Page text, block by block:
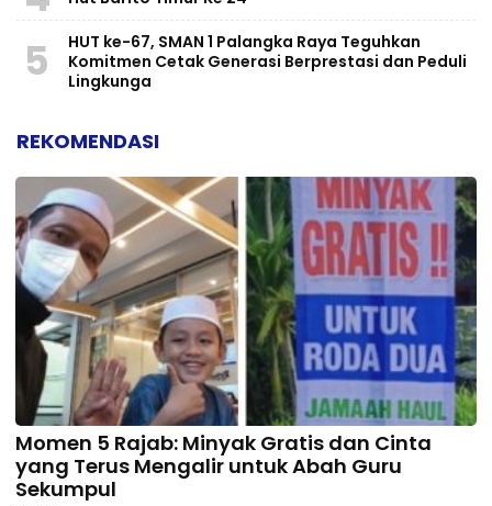
5
HUT ke-67, SMAN 1 Palangka Raya Teguhkan
Komitmen Cetak Generasi Berprestasi dan Peduli
Lingkunga
REKOMENDASI
Momen 5 Rajab: Minyak Gratis dan Cinta
yang Terus Mengalir untuk Abah Guru
Sekumpul